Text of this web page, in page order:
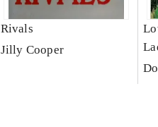
Rivals
Jilly Cooper